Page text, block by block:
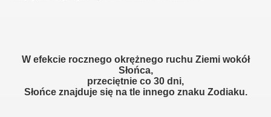
W efekcie rocznego okrężnego ruchu Ziemi wokół
Słońca,
przeciętnie co 30 dni,
Słońce znajduje się na tle innego znaku Zodiaku.